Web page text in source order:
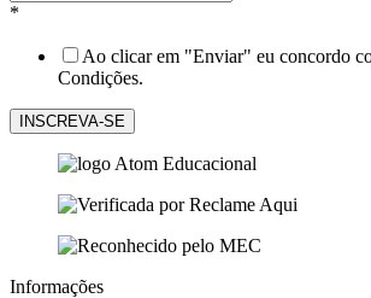
*
Ao clicar em "Enviar" eu concordo
Condições.
Informações